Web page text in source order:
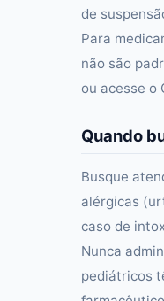
de
Para
não são
ou acesse o
Quando
Busque
alérgicas
caso de
Nunca
pediátricos